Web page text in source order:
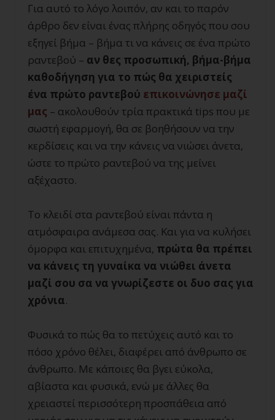
Για αυτό το λόγο λοιπόν, αν και το παρόν
άρθρο δεν είναι ένας πλήρης οδηγός που σου
εξηγεί βήμα – βήμα τι να κάνεις σε ένα πρώτο
ραντεβού – αν θες προσωπική, βήμα-βήμα
καθοδήγηση για το πώς θα χειριστείς
ένα πρώτο ραντεβού επικοινώνησε μαζί
μας – ακολουθούν τρία πρακτικά tips που με
σωστή εφαρμογή, θα σε βοηθήσουν να την
κερδίσεις και να την κάνεις να νιώσει άνετα,
ώστε το πρώτο ραντεβού να της μείνει
αξέχαστο.
Το κλειδί στα ραντεβού είναι πάντα η
ατμόσφαιρα ανάμεσα σας. Και για να κυλήσει
όμορφα και επιτυχημένα, πρώτα θα πρέπει
να κάνεις τη γυναίκα να νιώθει άνετα
μαζί σου σα να γνωρίζεστε οι δυο σας για
χρόνια.
Φυσικά το πώς θα το πετύχεις αυτό και το
πόσο χρόνο θέλει, διαφέρει από άνθρωπο σε
άνθρωπο. Με κάποιες θα βγει εύκολα,
αβίαστα και φυσικά, ενώ με άλλες θα
χρειαστεί περισσότερη προσπάθεια από